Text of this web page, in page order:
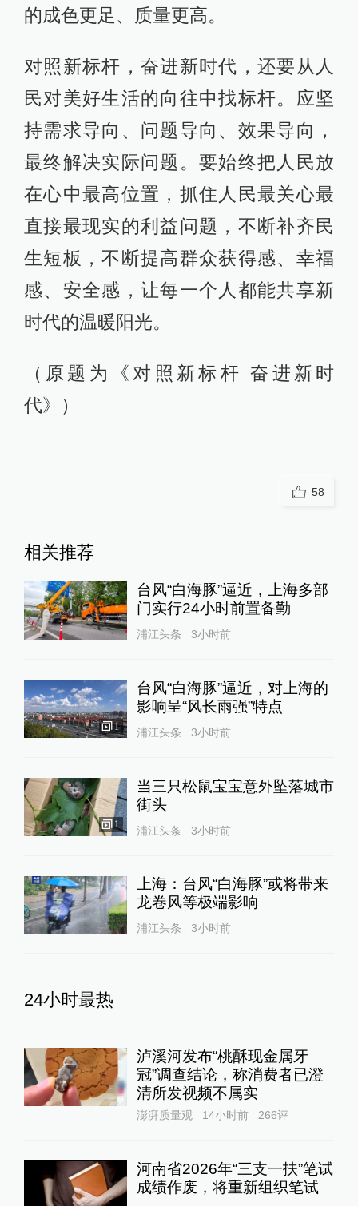
的成色更足、质量更高。
对照新标杆，奋进新时代，还要从人
民对美好生活的向往中找标杆。应坚
持需求导向、问题导向、效果导向，
最终解决实际问题。要始终把人民放
在心中最高位置，抓住人民最关心最
直接最现实的利益问题，不断补齐民
生短板，不断提高群众获得感、幸福
感、安全感，让每一个人都能共享新
时代的温暖阳光。
（原题为《对照新标杆 奋进新时
代》）
58
相关推荐
台风“白海豚”逼近，上海多部
门实行24小时前置备勤
浦江头条 3小时前
1
台风“白海豚”逼近，对上海的
影响呈“风长雨强”特点
浦江头条 3小时前
1
当三只松鼠宝宝意外坠落城市
街头
浦江头条 3小时前
上海：台风“白海豚”或将带来
龙卷风等极端影响
浦江头条 3小时前
24小时最热
泸溪河发布“桃酥现金属牙
冠”调查结论，称消费者已澄
清所发视频不属实
澎湃质量观 14小时前 266评
河南省2026年“三支一扶”笔试
成绩作废，将重新组织笔试